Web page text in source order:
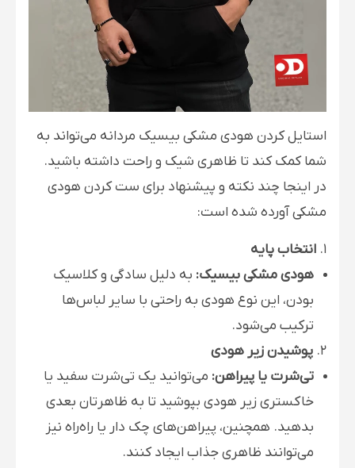
استایل کردن هودی مشکی بیسیک مردانه می‌تواند به
شما کمک کند تا ظاهری شیک و راحت داشته باشید.
در اینجا چند نکته و پیشنهاد برای ست کردن هودی
مشکی آورده شده است:
1. انتخاب پایه
هودی مشکی بیسیک: به دلیل سادگی و کلاسیک
بودن، این نوع هودی به راحتی با سایر لباس‌ها
ترکیب می‌شود.
2. پوشیدن زیر هودی
تی‌شرت یا پیراهن: می‌توانید یک تی‌شرت سفید یا
خاکستری زیر هودی بپوشید تا به ظاهرتان بعدی
بدهید. همچنین، پیراهن‌های چک دار یا راه‌راه نیز
می‌توانند ظاهری جذاب ایجاد کنند.